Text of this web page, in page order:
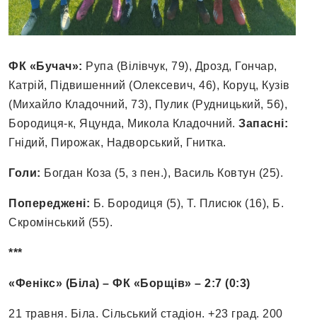
ФК «Бучач»: Рупа (Вілівчук, 79), Дрозд, Гончар,
Катрій, Підвишенний (Олексевич, 46), Коруц, Кузів
(Михайло Кладочний, 73), Пулик (Рудницький, 56),
Бородиця-к, Яцунда, Микола Кладочний. Запасні:
Гнідий, Пирожак, Надворський, Гнитка.
Голи: Богдан Коза (5, з пен.), Василь Ковтун (25).
Попереджені: Б. Бородиця (5), Т. Плисюк (16), Б.
Скромінський (55).
***
«Фенікс» (Біла) – ФК «Борщів» – 2:7 (0:3)
21 травня. Біла. Сільський стадіон. +23 град. 200